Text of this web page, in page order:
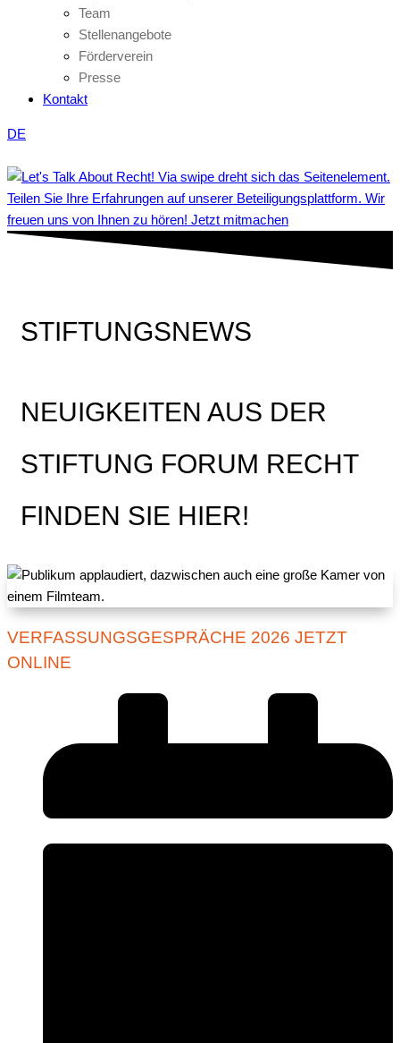
Team
Stellenangebote
Förderverein
Presse
Kontakt
DE
Teilen Sie Ihre Erfahrungen auf unserer Beteiligungsplattform. Wir
freuen uns von Ihnen zu hören! Jetzt mitmachen
STIFTUNGSNEWS
NEUIGKEITEN AUS DER
STIFTUNG FORUM RECHT
FINDEN SIE HIER!
VERFASSUNGSGESPRÄCHE 2026 JETZT
ONLINE